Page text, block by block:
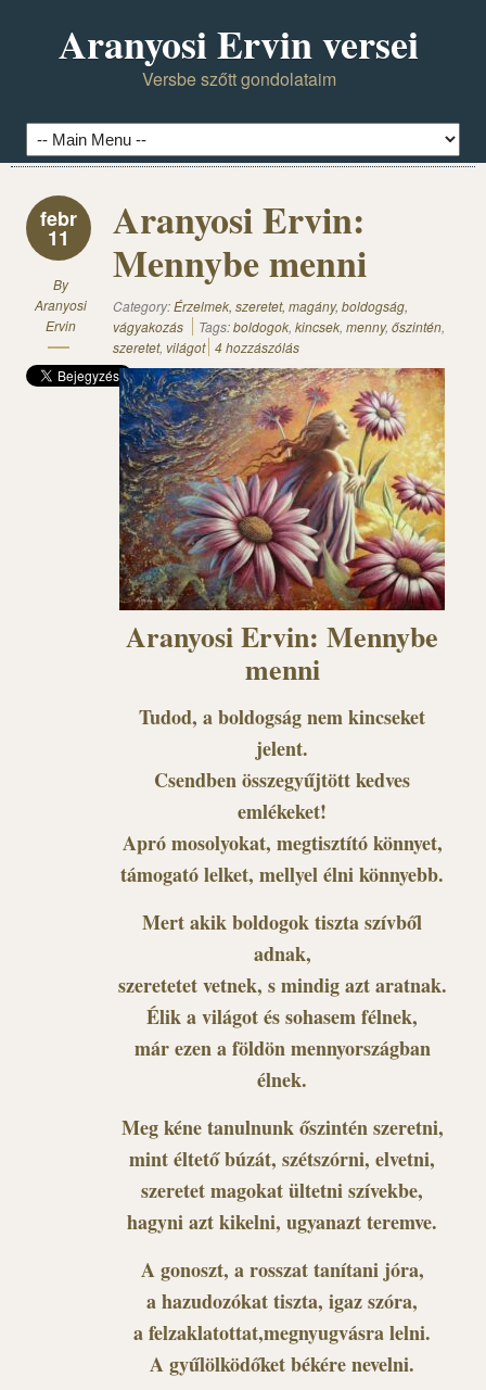
Aranyosi Ervin versei
Versbe szőtt gondolataim
febr
11
By
Aranyosi
Ervin
Aranyosi Ervin:
Mennybe menni
Category:Érzelmek, szeretet, magány, boldogság,
vágyakozás
Tags:boldogok, kincsek, menny, őszintén,
szeretet, világot 4 hozzászólás
Aranyosi Ervin: Mennybe
menni
Tudod, a boldogság nem kincseket
jelent.
Csendben összegyűjtött kedves
emlékeket!
Apró mosolyokat, megtisztító könnyet,
támogató lelket, mellyel élni könnyebb.
Mert akik boldogok tiszta szívből
adnak,
szeretetet vetnek, s mindig azt aratnak.
Élik a világot és sohasem félnek,
már ezen a földön mennyországban
élnek.
Meg kéne tanulnunk őszintén szeretni,
mint éltető búzát, szétszórni, elvetni,
szeretet magokat ültetni szívekbe,
hagyni azt kikelni, ugyanazt teremve.
A gonoszt, a rosszat tanítani jóra,
a hazudozókat tiszta, igaz szóra,
a felzaklatottat,megnyugvásra lelni.
A gyűlölködőket békére nevelni.